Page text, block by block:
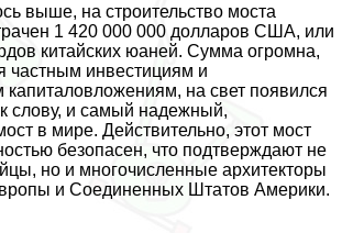
выше, на строительство моста
1 420 000 000 долларов США, или
китайских юаней. Сумма огромна,
частным инвестициям и
капиталовложениям, на свет появился
слову, и самый надежный,
в мире. Действительно, этот мост
безопасен, что подтверждают не
но и многочисленные архитекторы
и Соединенных Штатов Америки.